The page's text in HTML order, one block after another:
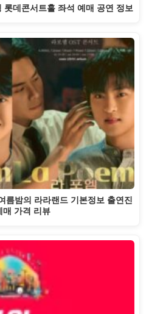
데콘서트홀 좌석 예매 공연 정보
름밤의 라라랜드 기본정보 출연진
매 가격 리뷰